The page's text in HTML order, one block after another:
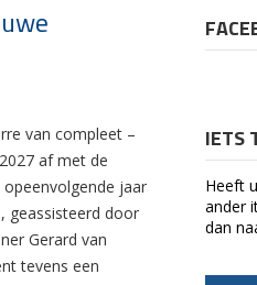
van compleet –
af met de
jaar
geassisteerd door
Gerard van
tevens een
IETS
Heeft
ander
dan